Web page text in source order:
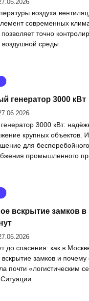
воздуха
современных
точно
среды
генератор 3000 кВт
3000 кВт:
крупных объектов.
для бесперебойного
промышленного
вскрытие замков в
до спасения: как в
вскрытие замков и почему
почти «логистическим